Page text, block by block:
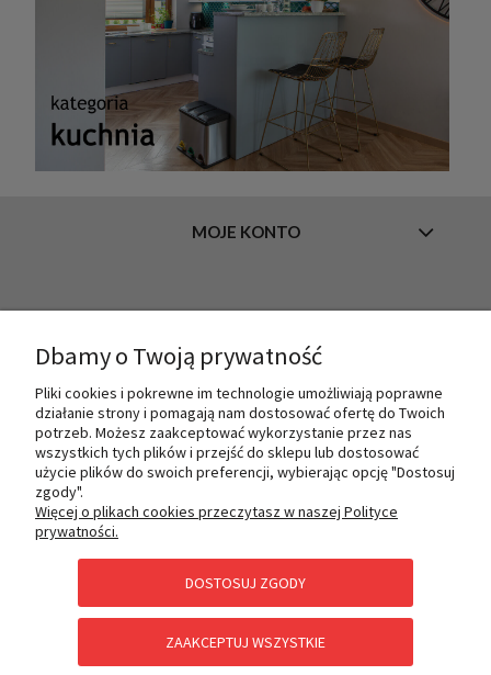
MOJE KONTO
INFORMACJE
O NAS
POMOC
Dbamy o Twoją prywatność
Pliki cookies i pokrewne im technologie umożliwiają poprawne
działanie strony i pomagają nam dostosować ofertę do Twoich
potrzeb. Możesz zaakceptować wykorzystanie przez nas
wszystkich tych plików i przejść do sklepu lub dostosować
użycie plików do swoich preferencji, wybierając opcję "Dostosuj
zgody".
Więcej o plikach cookies przeczytasz w naszej Polityce
prywatności.
DOSTOSUJ ZGODY
ZAAKCEPTUJ WSZYSTKIE